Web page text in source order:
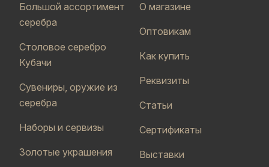
Большой ассортимент
серебра
Столовое серебро
Кубачи
Сувениры, оружие из
серебра
Наборы и сервизы
Золотые украшения
О магазине
Оптовикам
Как купить
Реквизиты
Статьи
Сертификаты
Выставки